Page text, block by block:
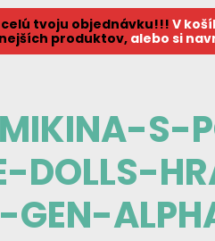
celú tvoju objednávku!!! V
produktov,alebo si
S-
DOLLS-